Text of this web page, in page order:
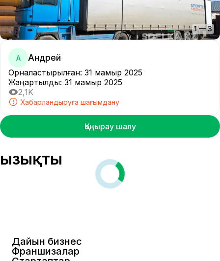
1—3
А Андрей
Орналастырылған: 31 мамыр 2025
Жаңартылды: 31 мамыр 2025
2,1K
Хабарландыруға шағымдану
Қоңырау шалу
Қызықты
Дайын бизнес
Франшизалар